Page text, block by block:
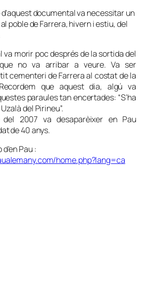
documental va necessitar un
poble de Farrera, hivern i estiu, del
va morir poc després de la sortida del
no va arribar a veure. Va ser
cementeri de Farrera al costat de la
que aquest dia, algú va
paraules tan encertades: “S’ha
del Pirineu”.
2007 va desaparèixer en Pau
de 40 anys.
Pau :
home.php?lang=ca